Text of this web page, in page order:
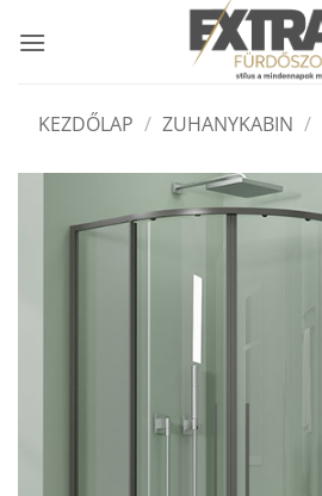
KEZDŐLAP / ZUHANYKABIN /